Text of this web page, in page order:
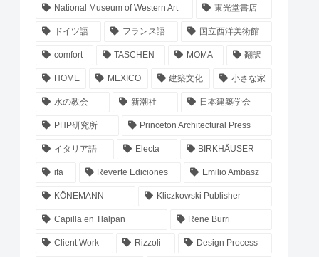
National Museum of Western Art 東光堂書店
ドイツ語 フランス語 国立西洋美術館
comfort TASCHEN MOMA 翻訳
HOME MEXICO 建築文化 小さな家
水の教会 新潮社 日本建築学会
PHP研究所 Princeton Architectural Press
イタリア語 Electa BIRKHÄUSER
ifa Reverte Ediciones Emilio Ambasz
KÖNEMANN Kliczkowski Publisher
Capilla en Tlalpan Rene Burri
Client Work Rizzoli Design Process